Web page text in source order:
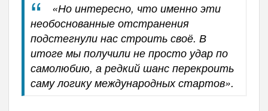
«Но интересно, что именно эти
необоснованные отстранения
подстегнули нас строить своё. В
итоге мы получили не просто удар по
самолюбию, а редкий шанс перекроить
саму логику международных стартов».